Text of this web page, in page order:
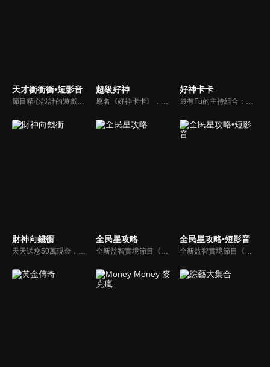
天才衝衝衝•短影音 超級好神 好神卡卡
財神向錢衝
天天送您50萬現金，還有汽車大獎！不考智力、體力，挑戰家人、同事、同學、朋友互相了解的成渡和共同生活經驗。快來參加《財神向前衝》大獎通通送給您。
全民星攻略
全新益智實境節目《全民星攻略》，由館長曾國城擔任把關者，考驗著每個來挑戰九宮格益智遊戲藝人明星。想要攻略九宮格關卡，透過創意聯想、邏輯推理、理想分析，才有機會獲取智慧星幣，帶走夢幻大獎。
全民星攻略•短影音
全新益智實境節目《全民星攻略》，由館長曾國城擔任把關者，考驗著每個來挑戰九宮格益智遊戲藝人明星。想要攻略九宮格關卡，透過創意聯想、邏輯推理、理想分析，才有機會獲取智慧星幣，帶走夢幻大獎。